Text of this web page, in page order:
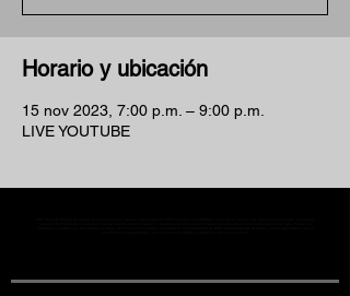
Horario y ubicación
15 nov 2023, 7:00 p.m. – 9:00 p.m.
LIVE YOUTUBE